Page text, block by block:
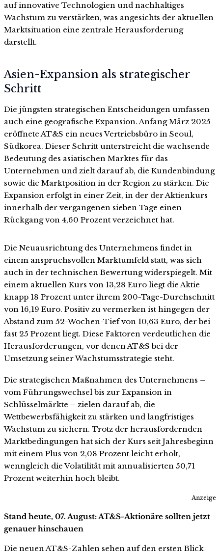
auf innovative Technologien und nachhaltiges
Wachstum zu verstärken, was angesichts der aktuellen
Marktsituation eine zentrale Herausforderung
darstellt.
Asien-Expansion als strategischer
Schritt
Die jüngsten strategischen Entscheidungen umfassen
auch eine geografische Expansion. Anfang März 2025
eröffnete AT&S ein neues Vertriebsbüro in Seoul,
Südkorea. Dieser Schritt unterstreicht die wachsende
Bedeutung des asiatischen Marktes für das
Unternehmen und zielt darauf ab, die Kundenbindung
sowie die Marktposition in der Region zu stärken. Die
Expansion erfolgt in einer Zeit, in der der Aktienkurs
innerhalb der vergangenen sieben Tage einen
Rückgang von 4,60 Prozent verzeichnet hat.
Die Neuausrichtung des Unternehmens findet in
einem anspruchsvollen Marktumfeld statt, was sich
auch in der technischen Bewertung widerspiegelt. Mit
einem aktuellen Kurs von 13,28 Euro liegt die Aktie
knapp 18 Prozent unter ihrem 200-Tage-Durchschnitt
von 16,19 Euro. Positiv zu vermerken ist hingegen der
Abstand zum 52-Wochen-Tief von 10,63 Euro, der bei
fast 25 Prozent liegt. Diese Faktoren verdeutlichen die
Herausforderungen, vor denen AT&S bei der
Umsetzung seiner Wachstumsstrategie steht.
Die strategischen Maßnahmen des Unternehmens –
vom Führungswechsel bis zur Expansion in
Schlüsselmärkte – zielen darauf ab, die
Wettbewerbsfähigkeit zu stärken und langfristiges
Wachstum zu sichern. Trotz der herausfordernden
Marktbedingungen hat sich der Kurs seit Jahresbeginn
mit einem Plus von 2,08 Prozent leicht erholt,
wenngleich die Volatilität mit annualisierten 50,71
Prozent weiterhin hoch bleibt.
Anzeige
Stand heute, 07. August: AT&S-Aktionäre sollten jetzt
genauer hinschauen
Die neuen AT&S-Zahlen sehen auf den ersten Blick